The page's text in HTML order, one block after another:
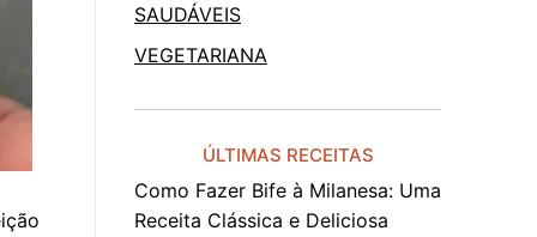
SAUDÁVEIS
VEGETARIANA
ÚLTIMAS RECEITAS
Como Fazer Bife à Milanesa: Uma
Receita Clássica e Deliciosa